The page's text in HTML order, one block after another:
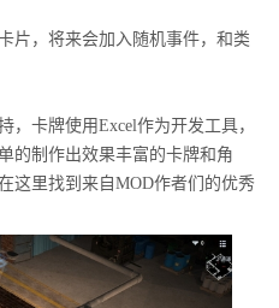
片，将来会加入随机事件，和类
，卡牌使用Excel作为开发工具，
的制作出效果丰富的卡牌和角
这里找到来自MOD作者们的优秀